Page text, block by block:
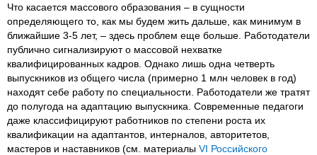
Что касается массового образования – в сущности
определяющего то, как мы будем жить дальше, как минимум в
ближайшие 3-5 лет, – здесь проблем еще больше. Работодатели
публично сигнализируют о массовой нехватке
квалифицированных кадров. Однако лишь одна четверть
выпускников из общего числа (примерно 1 млн человек в год)
находят себе работу по специальности. Работодатели же тратят
до полугода на адаптацию выпускника. Современные педагоги
даже классифицируют работников по степени роста их
квалификации на адаптантов, интерналов, авторитетов,
мастеров и наставников (см. материалы VI Российского